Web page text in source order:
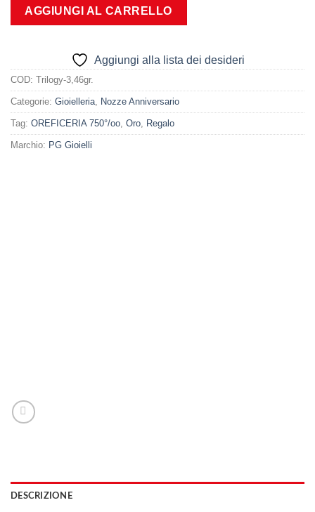
AGGIUNGI AL CARRELLO
Aggiungi alla lista dei desideri
COD: Trilogy-3,46gr.
Categorie: Gioielleria Nozze Anniversario
Tag: OREFICERIA 750°/oo Oro Regalo
Marchio: PG Gioielli
DESCRIZIONE